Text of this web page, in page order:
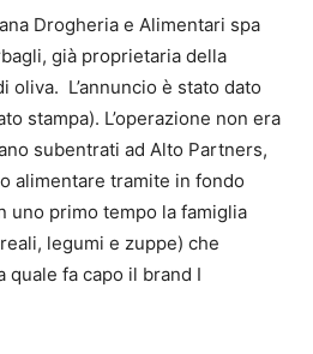
Drogheria e Alimentari spa
già proprietaria della
L’annuncio è stato dato
stampa). L’operazione non era
subentrati ad Alto Partners,
alimentare tramite in fondo
uno primo tempo la famiglia
legumi e zuppe) che
quale fa capo il brand I